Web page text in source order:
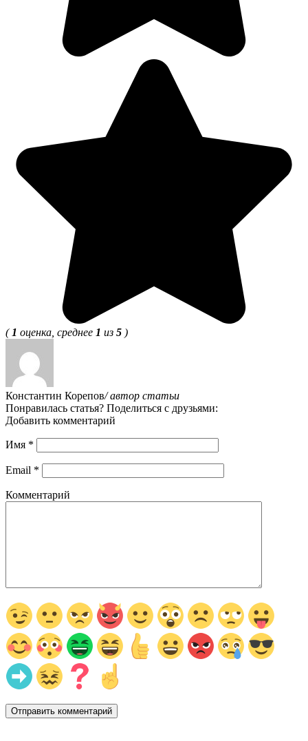
( 1 оценка, среднее 1 из 5 )
Константин Корепов/ автор статьи
Понравилась статья? Поделиться с друзьями:
Добавить комментарий
Имя *
Email *
Комментарий